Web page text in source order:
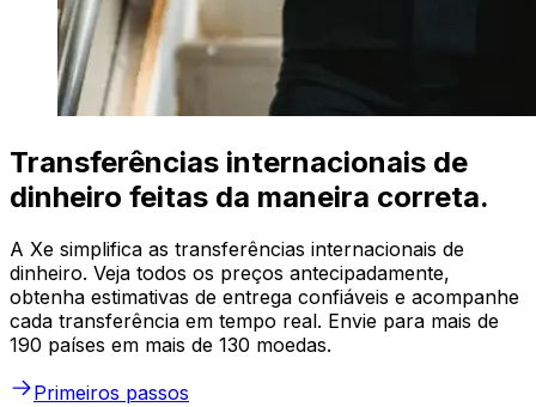
Transferências internacionais de
dinheiro feitas da maneira correta.
A Xe simplifica as transferências internacionais de
dinheiro. Veja todos os preços antecipadamente,
obtenha estimativas de entrega confiáveis e acompanhe
cada transferência em tempo real. Envie para mais de
190 países em mais de 130 moedas.
Primeiros passos